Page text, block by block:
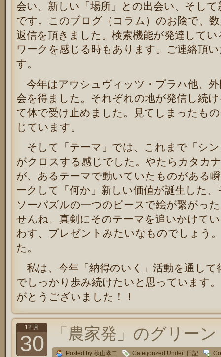
会い、新しい「場所」との出会い、そし
です。このブログ（コラム）のお陰で、
返信を頂きました。検索機能が発達して
ワークを感じる時もあります。ご連絡頂
す。
今年はアウシュヴィッツ・プラハ他、
会を得ました。それぞれの地が発信し続
て体で受け止めました。見てしまったも
じています。
そして「テーマ」では、これまで「シ
がクロスする感じでした。やたらカタカ
が、あるテーマで動いていたものがある
ークして「何か」新しい価値が誕生した
ソーパズルの一つのピースで絵が繋がっ
せんね。真剣にそのテーマを追いかけて
わす、プレゼントみたいなものでしょう
た。
私は、今年「納得のいく」活動を通して
でしっかり歩み続けたいと思っています
がとうございました！！
12 月
30 「農家発」のグリー
Posted by 秋山孝二 Categorized Under: 日記